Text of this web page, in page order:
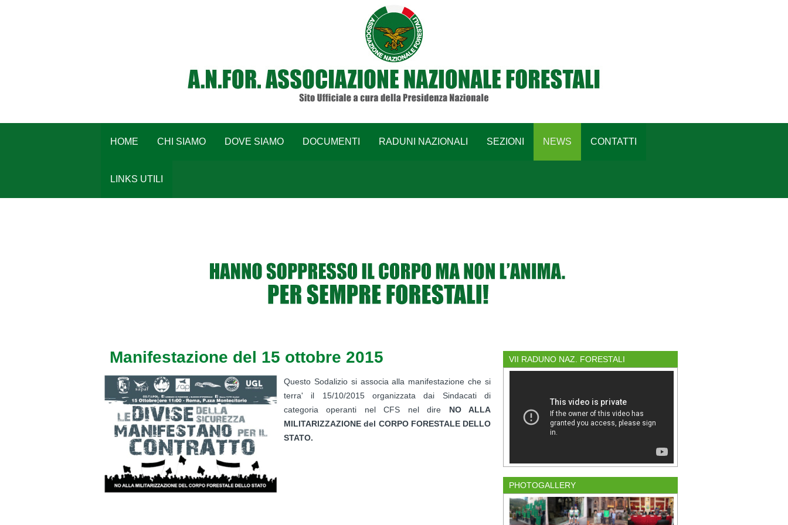
HOME CHI SIAMO DOVE SIAMO DOCUMENTI RADUNI NAZIONALI SEZIONI NEWS CONTATTI
LINKS UTILI
Manifestazione del 15 ottobre 2015
Questo Sodalizio si associa alla manifestazione che si
terra' il 15/10/2015 organizzata dai Sindacati di
categoria operanti nel CFS nel dire NO ALLA
MILITARIZZAZIONE del CORPO FORESTALE DELLO
STATO.
VII RADUNO NAZ. FORESTALI
PHOTOGALLERY